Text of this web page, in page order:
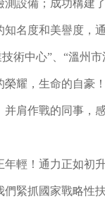
測設備；成功構
名度和美譽度，
術中心”、“溫州
耀，生命的自豪
肩作戰的同事，
年輕！通力正如初
緊抓國家戰略性